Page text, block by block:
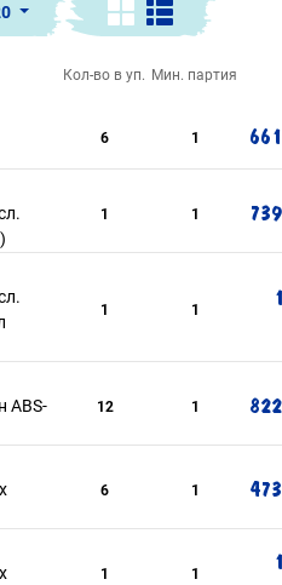
Кол-во в уп. Мин. партия
6 1
1 1
1 1
ABS-
12 1
6 1
1 1